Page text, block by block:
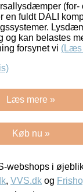
(for-
en fuldt DALI
og kan belastes
forsynet vi (Læs
Læs mere »
Køb nu »
webshops i
, VVS.dk og